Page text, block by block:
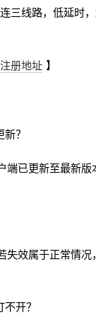
三线路，低延时，
册地址 】
？
端已更新至最新
失效属于正常情
开？